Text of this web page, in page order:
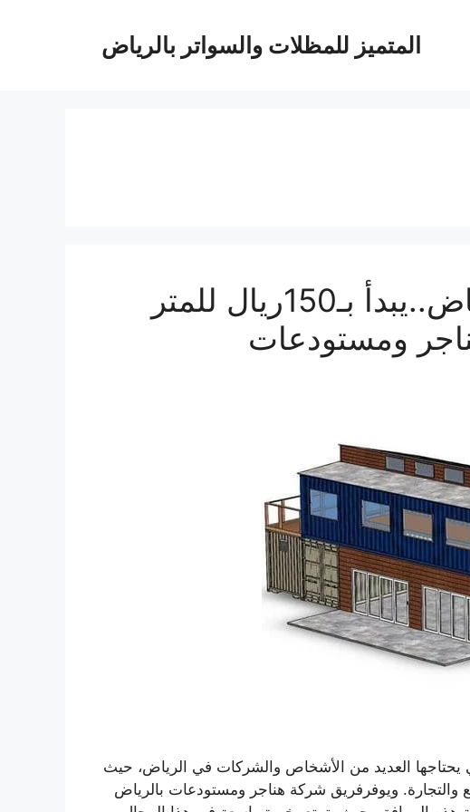
المتميز للمظلات والسواتر بالرياض
هناجر ومستودعات الرياض..يبدأ بـ150ريال للمتر
ومستودعات
يحتاجها العديد من الأشخاص والشركات في الرياض، حيث
ويوفرفريق شركة هناجر ومستودعات بالرياض